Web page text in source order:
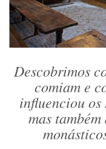
Descobrimos
comiam e
influenciou os
mas